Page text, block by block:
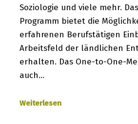
Soziologie und viele mehr.
Programm bietet die
erfahrenen Berufstätigen
Arbeitsfeld der ländlichen
erhalten. Das One-to-One-
auch…
Weiterlesen